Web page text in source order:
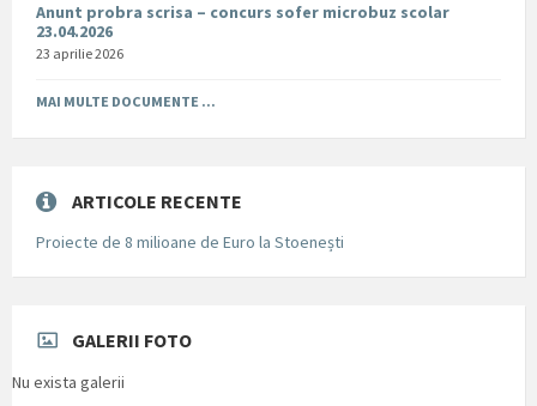
Anunt probra scrisa – concurs sofer microbuz scolar
23.04.2026
23 aprilie 2026
MAI MULTE DOCUMENTE ...
ARTICOLE RECENTE
Proiecte de 8 milioane de Euro la Stoenești
GALERII FOTO
Nu exista galerii